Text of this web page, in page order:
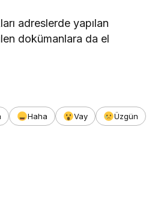
adreslerde yapılan
dokümanlara da el
Haha Vay
Üzgün